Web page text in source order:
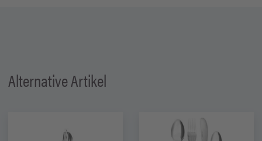
Alternative Artikel